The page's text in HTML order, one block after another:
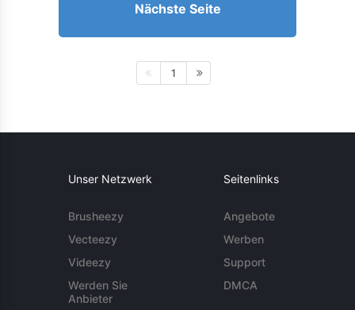
Nächste Seite
1
Unser Netzwerk
Brusheezy
Vecteezy
Videezy
Werden Sie
Anbieter
Seitenlinks
Angebote
Werben
Support
DMCA